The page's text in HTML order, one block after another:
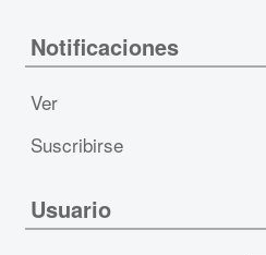
Notificaciones
Ver
Suscribirse
Usuario